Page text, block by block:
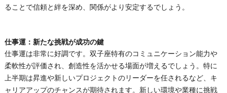
ることで信頼と絆を深め、関係がより安定するでしょう。
仕事運：新たな挑戦が成功の鍵
仕事運は非常に好調です。双子座特有のコミュニケーション能力や
柔軟性が評価され、創造性を活かせる場面が増えるでしょう。特に
上半期は昇進や新しいプロジェクトのリーダーを任されるなど、キ
ャリアアップのチャンスが期待されます。新しい環境や業種に挑戦